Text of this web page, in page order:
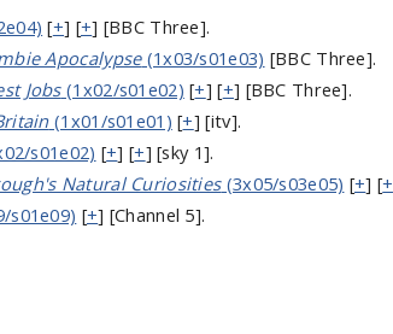
[+] [+] [BBC Three].
Apocalypse(1x03/s01e03) [BBC Three].
Jobs(1x02/s01e02) [+] [+] [BBC Three].
(1x01/s01e01) [+] [itv].
s01e02) [+] [+] [sky 1].
Natural Curiosities(3x05/s03e05) [+] [+
s01e09) [+] [Channel 5].